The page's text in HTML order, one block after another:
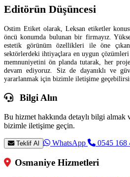
Editörün Düşüncesi
Ostim Etiket olarak, Leksan etiketler
öncü konumda bulunan bir firmayız.
estetik görünüm özellikleri ile öne
sektörlerdeki ihtiyaçlara en uygun
memnuniyetini ön planda tutarak, her
devam ediyoruz. Siz de dayanıklı ve
yararlanmak için bizimle iletişime
Bilgi Alın
Bu hizmet hakkında detaylı bilgi almak
bizimle iletişime geçin.
Teklif Al WhatsApp 0545 168
Osmaniye Hizmetleri